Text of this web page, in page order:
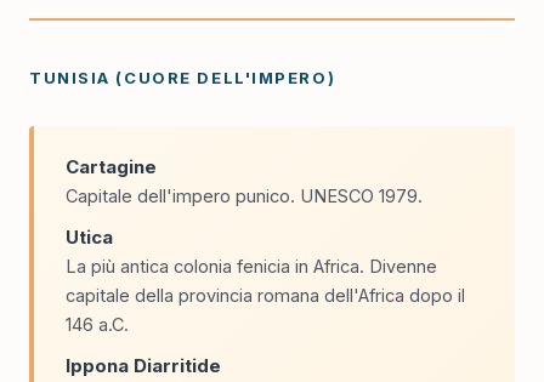
TUNISIA (CUORE DELL'IMPERO)
Cartagine
Capitale dell'impero punico. UNESCO 1979.
Utica
La più antica colonia fenicia in Africa. Divenne
capitale della provincia romana dell'Africa dopo il
146 a.C.
Ippona Diarritide